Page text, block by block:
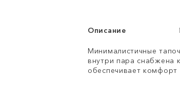
Описание
Минималистичные
внутри пара снабжена
обеспечивает комфорт